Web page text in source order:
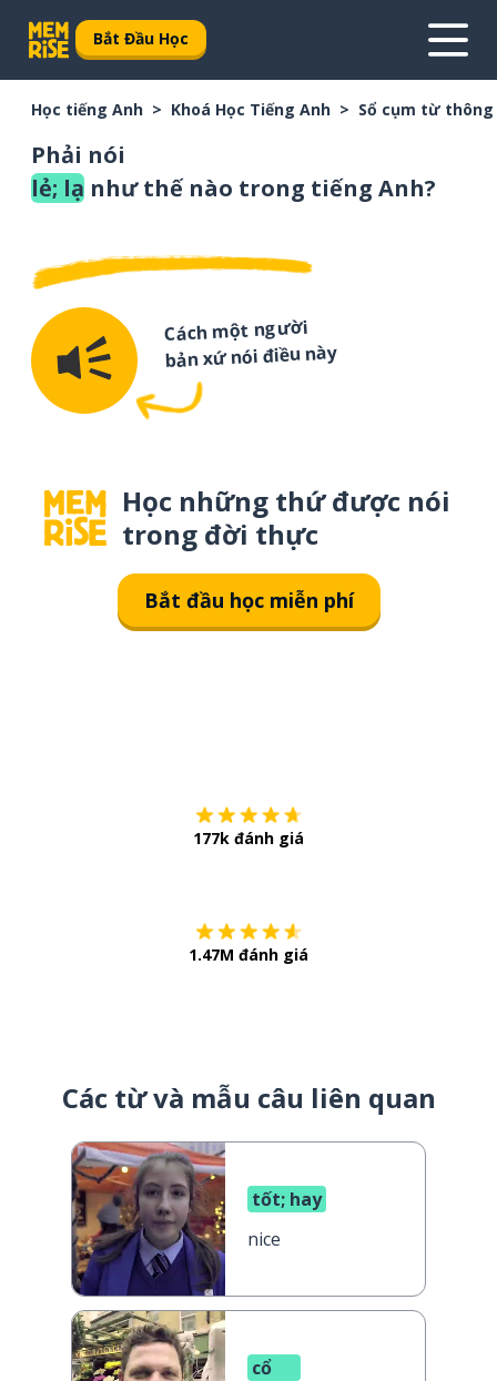
Bắt Đầu Học
Học tiếng Anh Khoá Học Tiếng Anh Sổ cụm từ
Phải nói
lẻ; lạ như thế nào trong tiếng Anh?
Cách một người
bản xứ nói điều này
Học những thứ được nói
trong đời thực
Bắt đầu học miễn phí
177k đánh giá
1.47M đánh giá
Các từ và mẫu câu liên quan
tốt; hay
nice
cổ